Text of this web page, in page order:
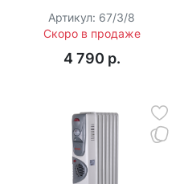
Артикул: 67/3/8
Скоро в продаже
4 790 p.